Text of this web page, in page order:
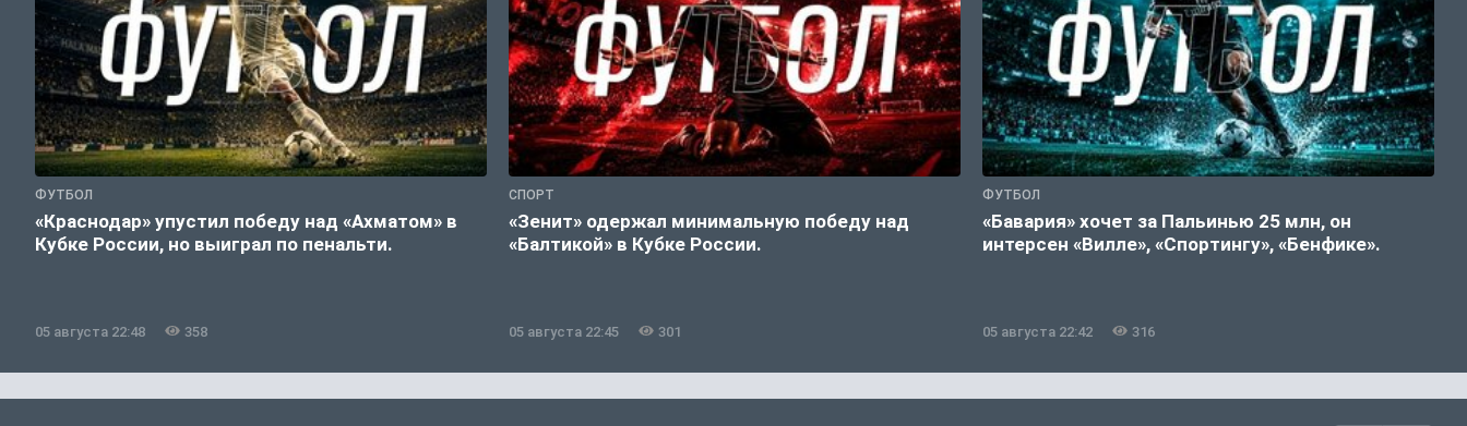
ФУТБОЛ
«Краснодар» упустил победу над «Ахматом» в
Кубке России, но выиграл по пенальти.
05 августа 22:48 358
СПОРТ
«Зенит» одержал минимальную победу над
«Балтикой» в Кубке России.
05 августа 22:45 301
ФУТБОЛ
«Бавария» хочет за Пальинью 25 млн, он
интерсен «Вилле», «Спортингу», «Бенфике».
05 августа 22:42 316